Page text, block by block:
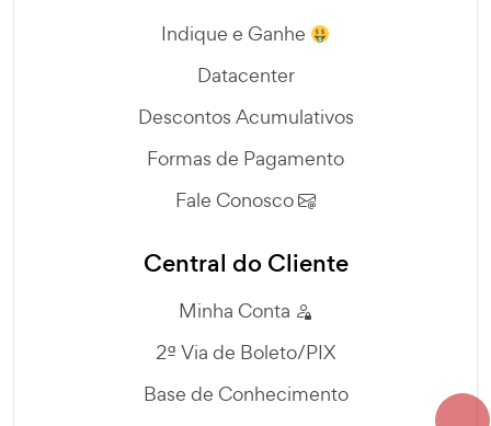
Indique e Ganhe
Datacenter
Descontos Acumulativos
Formas de Pagamento
Fale Conosco
Central do Cliente
Minha Conta
2ª Via de Boleto/PIX
Base de Conhecimento